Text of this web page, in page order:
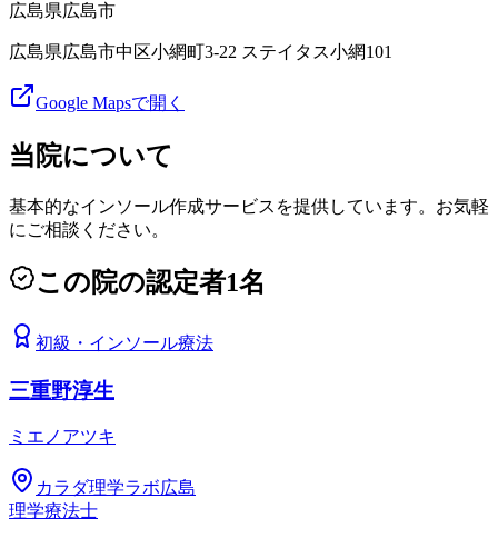
広島県広島市
広島県広島市中区小網町3-22 ステイタス小網101
Google Mapsで開く
当院について
基本的なインソール作成サービスを提供しています。お気軽
にご相談ください。
この院の認定者1名
初級 ・ インソール療法
三重野淳生
ミエノアツキ
カラダ理学ラボ広島
理学療法士